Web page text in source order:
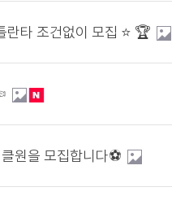
란타 조건없이 모집 ⭐️ 🏆
원을 모집합니다⚽️